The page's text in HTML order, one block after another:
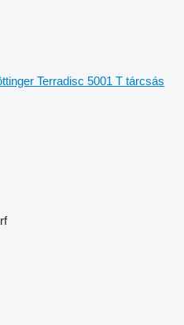
Terradisc 5001 T tárcsás